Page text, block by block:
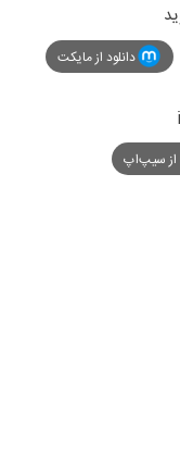
دانلود از مایکت
از سیپ‌اپ